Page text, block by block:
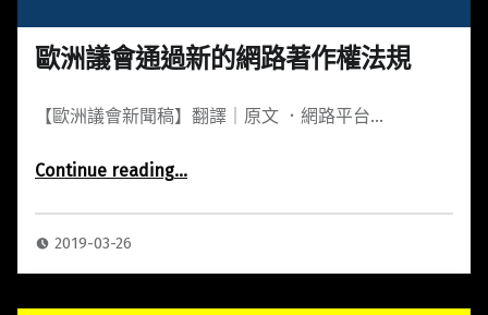
歐洲議會通過新的網路著作權法規
【歐洲議會新聞稿】翻譯｜原文 ．網路平台…
Continue reading“歐洲議會通過新的網路著作權法規”
…
2019-03-26